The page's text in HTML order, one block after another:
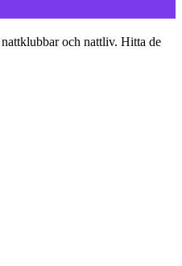
och nattliv. Hitta de